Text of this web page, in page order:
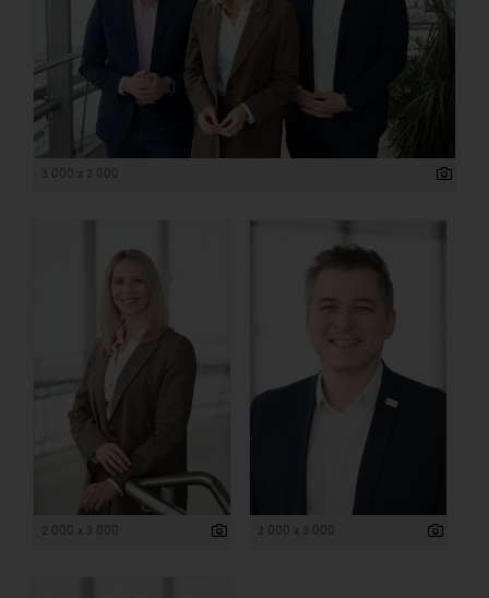
3 000 x 2 000
2 000 x 3 000 2 000 x 3 000